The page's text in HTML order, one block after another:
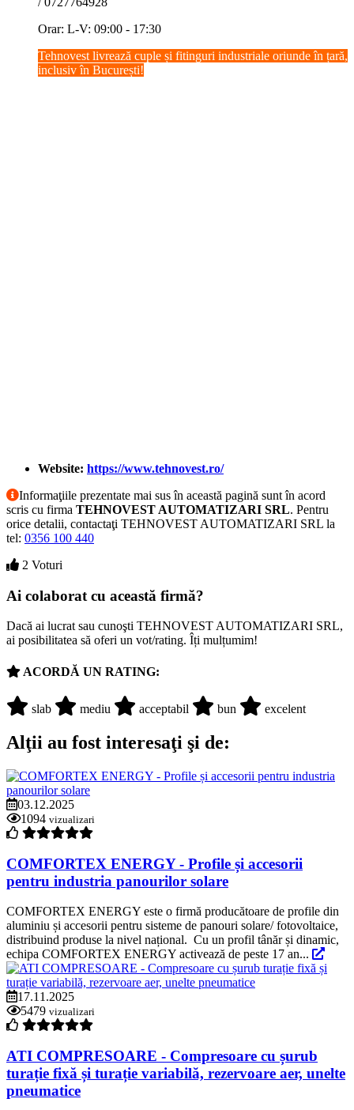
Orar: L-V: 09:00 - 17:30
Tehnovest livrează cuple și fitinguri industriale oriunde în țară,
inclusiv în București!
Website: https://www.tehnovest.ro/
Informaţiile prezentate mai sus în această pagină sunt în acord
scris cu firma TEHNOVEST AUTOMATIZARI SRL. Pentru
orice detalii, contactaţi TEHNOVEST AUTOMATIZARI SRL la
tel: 0356 100 440
2 Voturi
Ai colaborat cu această firmă?
Dacă ai lucrat sau cunoşti TEHNOVEST AUTOMATIZARI SRL,
ai posibilitatea să oferi un vot/rating. Îți mulțumim!
ACORDĂ UN RATING:
slab mediu acceptabil bun excelent
Alţii au fost interesaţi şi de:
03.12.2025
1094 vizualizari
COMFORTEX ENERGY - Profile și accesorii
pentru industria panourilor solare
COMFORTEX ENERGY este o firmă producătoare de profile din
aluminiu și accesorii pentru sisteme de panouri solare/ fotovoltaice,
distribuind produse la nivel național. Cu un profil tânăr și dinamic,
echipa COMFORTEX ENERGY activează de peste 17 an...
17.11.2025
5479 vizualizari
ATI COMPRESOARE - Compresoare cu șurub
turație fixă și turație variabilă, rezervoare aer, unelte
pneumatice